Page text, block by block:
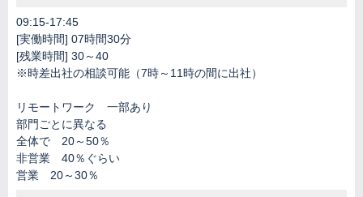
09:15-17:45
[実働時間] 07時間30分
[残業時間] 30～40
※時差出社の相談可能（7時～11時の間に出社）
リモートワーク 一部あり
部門ごとに異なる
全体で 20～50％
非営業 40％ぐらい
営業 20～30％